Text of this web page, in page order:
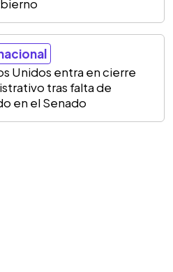
Unidos entra en cierre
tras falta de
en el Senado